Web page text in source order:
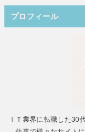
プロフィール
ＩＴ業界に転職した30